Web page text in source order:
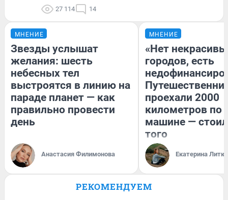
27 114 14
МНЕНИЕ
Звезды услышат
желания: шесть
небесных тел
выстроятся в линию на
параде планет — как
правильно провести
день
Анастасия Филимонова
МНЕНИЕ
«Нет
городов, есть
проехали 2000
километров по
машине —
того
Екатерина
РЕКОМЕНДУЕМ